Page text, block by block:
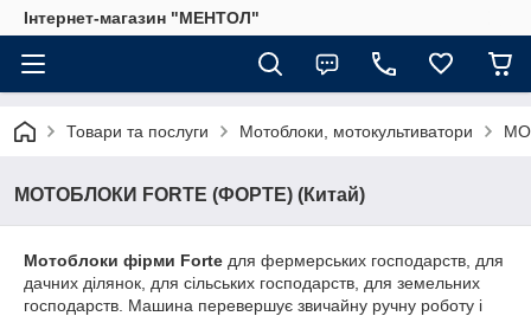
Інтернет-магазин "МЕНТОЛ"
Товари та послуги Мотоблоки, мотокультиватори
МОТОБЛОКИ FORTE (ФОРТЕ) (Китай)
Мотоблоки фірми Forte для фермерських господарств, для
дачних ділянок, для сільських господарств, для земельних
господарств. Машина перевершує звичайну ручну роботу і